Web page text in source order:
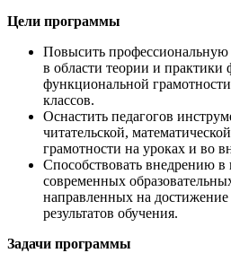
Цели программы
Повысить профессиональную
в области теории и практики
функциональной
классов.
Оснастить педагогов
читательской,
грамотности на уроках и во
Способствовать внедрению в
современных
направленных на
результатов обучения.
Задачи программы